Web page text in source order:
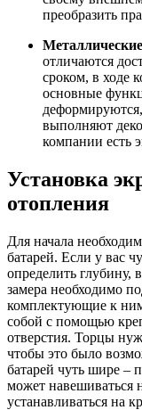
преобразить
отличаются
сроком, в ходе
основные
выполняют
компании есть
Установка
отопления
Для начала
батарей. Если у вас
определить глубину,
замера необходимо
комплектующие к
собой с помощью
отверстия. Торцы
чтобы это было
батарей чуть шире –
может навешиваться
устанавливаться на